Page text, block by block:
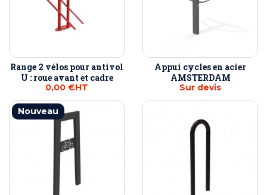
Range 2 vélos pour antivol
U : roue avant et cadre
0,00 €HT
Appui cycles en acier
AMSTERDAM
Sur devis
Nouveau